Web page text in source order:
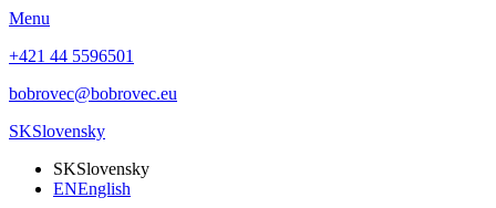
Menu
+421 44 5596501
bobrovec@bobrovec.eu
SKSlovensky
SKSlovensky
ENEnglish